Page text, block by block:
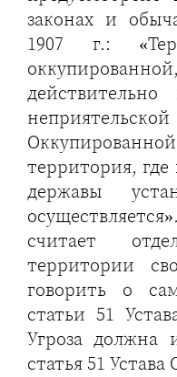
законах и
1907 г.:
территория, где
державы
считает
территории
говорить о
статьи 51
Угроза должна
статья 51